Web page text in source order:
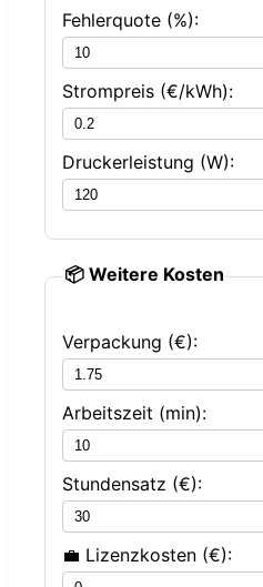
Fehlerquote (%):
Strompreis (€/kWh):
Druckerleistung (W):
📦 Weitere Kosten
Verpackung (€):
Arbeitszeit (min):
Stundensatz (€):
💼 Lizenzkosten (€):